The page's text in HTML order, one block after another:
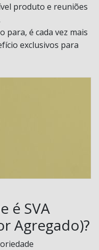
produto e reuniões
para, é cada vez mais
exclusivos para
é SVA
Agregado)?